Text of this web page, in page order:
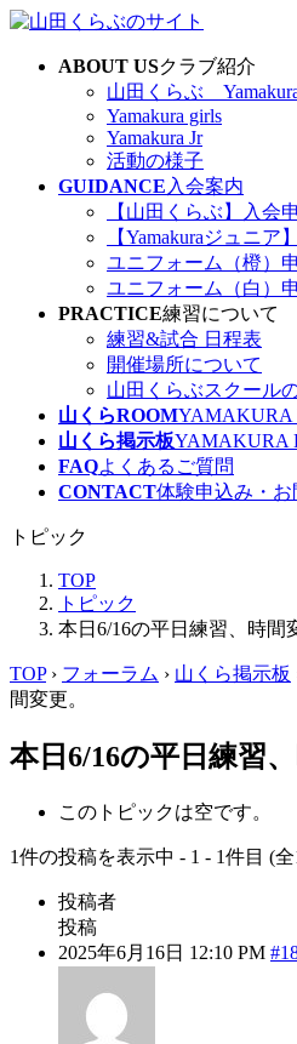
コ
ナ
ABOUT USクラブ紹介
山田くらぶ
Yamakura girls
Yamakura Jr
活動の様子
GUIDANCE 入会案内
【山田くらぶ】入会
【Yamakuraジュニア
ユニフォーム（橙）
ユニフォーム（白）
PRACTICE練習について
練習&試合 日程表
開催場所について
山田くらぶスクール
山くらROOMYAMAKURA
山くら掲示板YAMAKURA
FAQよくあるご質問
CONTACT体験申込み・
トピック
TOP
トピック
本日6/16の平日練習、時間
TOP › フォーラム › 山くら掲示板
間変更。
本日6/16の平日練習、
このトピックは空です。
1件の投稿を表示中 - 1 - 1件目 (
投稿者
投稿
2025年6月16日 12:10 PM